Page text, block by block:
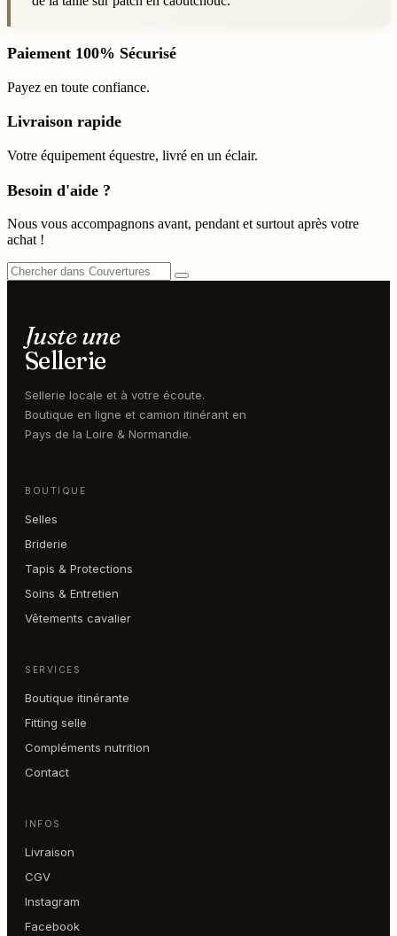
Paiement 100% Sécurisé
Payez en toute confiance.
Livraison rapide
Votre équipement équestre, livré en un éclair.
Besoin d'aide ?
Nous vous accompagnons avant, pendant et surtout après votre
achat !
Juste une
Sellerie
Sellerie locale et à votre écoute.
Boutique en ligne et camion itinérant en
Pays de la Loire & Normandie.
BOUTIQUE
Selles
Briderie
Tapis & Protections
Soins & Entretien
Vêtements cavalier
SERVICES
Boutique itinérante
Fitting selle
Compléments nutrition
Contact
INFOS
Livraison
CGV
Instagram
Facebook